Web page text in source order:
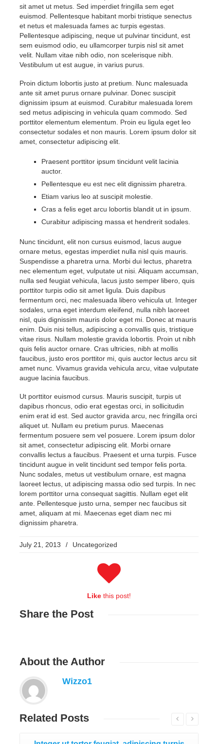
sit amet ut metus. Sed imperdiet fringilla sem eget
euismod. Pellentesque habitant morbi tristique senectus
et netus et malesuada fames ac turpis egestas.
Pellentesque adipiscing, neque ut pulvinar tincidunt, est
sem euismod odio, eu ullamcorper turpis nisl sit amet
velit. Nullam vitae nibh odio, non scelerisque nibh.
Vestibulum ut est augue, in varius purus.
Proin dictum lobortis justo at pretium. Nunc malesuada
ante sit amet purus ornare pulvinar. Donec suscipit
dignissim ipsum at euismod. Curabitur malesuada lorem
sed metus adipiscing in vehicula quam commodo. Sed
porttitor elementum elementum. Proin eu ligula eget leo
consectetur sodales et non mauris. Lorem ipsum dolor sit
amet, consectetur adipiscing elit.
Praesent porttitor ipsum tincidunt velit lacinia
auctor.
Pellentesque eu est nec elit dignissim pharetra.
Etiam varius leo at suscipit molestie.
Cras a felis eget arcu lobortis blandit ut in ipsum.
Curabitur adipiscing massa et hendrerit sodales.
Nunc tincidunt, elit non cursus euismod, lacus augue
ornare metus, egestas imperdiet nulla nisl quis mauris.
Suspendisse a pharetra urna. Morbi dui lectus, pharetra
nec elementum eget, vulputate ut nisi. Aliquam accumsan,
nulla sed feugiat vehicula, lacus justo semper libero, quis
porttitor turpis odio sit amet ligula. Duis dapibus
fermentum orci, nec malesuada libero vehicula ut. Integer
sodales, urna eget interdum eleifend, nulla nibh laoreet
nisl, quis dignissim mauris dolor eget mi. Donec at mauris
enim. Duis nisi tellus, adipiscing a convallis quis, tristique
vitae risus. Nullam molestie gravida lobortis. Proin ut nibh
quis felis auctor ornare. Cras ultricies, nibh at mollis
faucibus, justo eros porttitor mi, quis auctor lectus arcu sit
amet nunc. Vivamus gravida vehicula arcu, vitae vulputate
augue lacinia faucibus.
Ut porttitor euismod cursus. Mauris suscipit, turpis ut
dapibus rhoncus, odio erat egestas orci, in sollicitudin
enim erat id est. Sed auctor gravida arcu, nec fringilla orci
aliquet ut. Nullam eu pretium purus. Maecenas
fermentum posuere sem vel posuere. Lorem ipsum dolor
sit amet, consectetur adipiscing elit. Morbi ornare
convallis lectus a faucibus. Praesent et urna turpis. Fusce
tincidunt augue in velit tincidunt sed tempor felis porta.
Nunc sodales, metus ut vestibulum ornare, est magna
laoreet lectus, ut adipiscing massa odio sed turpis. In nec
lorem porttitor urna consequat sagittis. Nullam eget elit
ante. Pellentesque justo urna, semper nec faucibus sit
amet, aliquam at mi. Maecenas eget diam nec mi
dignissim pharetra.
July 21, 2013 / Uncategorized
Like this post!
Share the Post
About the Author
Wizzo1
Related Posts